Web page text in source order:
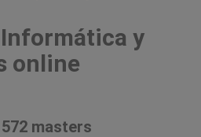
y
online
masters